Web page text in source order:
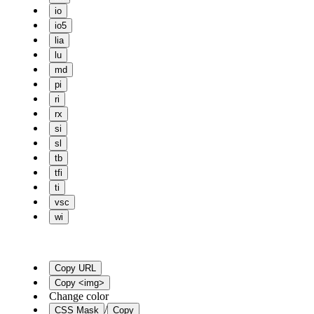
io
io5
lia
lu
md
pi
ri
rx
si
sl
tb
tfi
ti
vsc
wi
Copy URL
Copy <img>
Change color
CSS Mask / Copy